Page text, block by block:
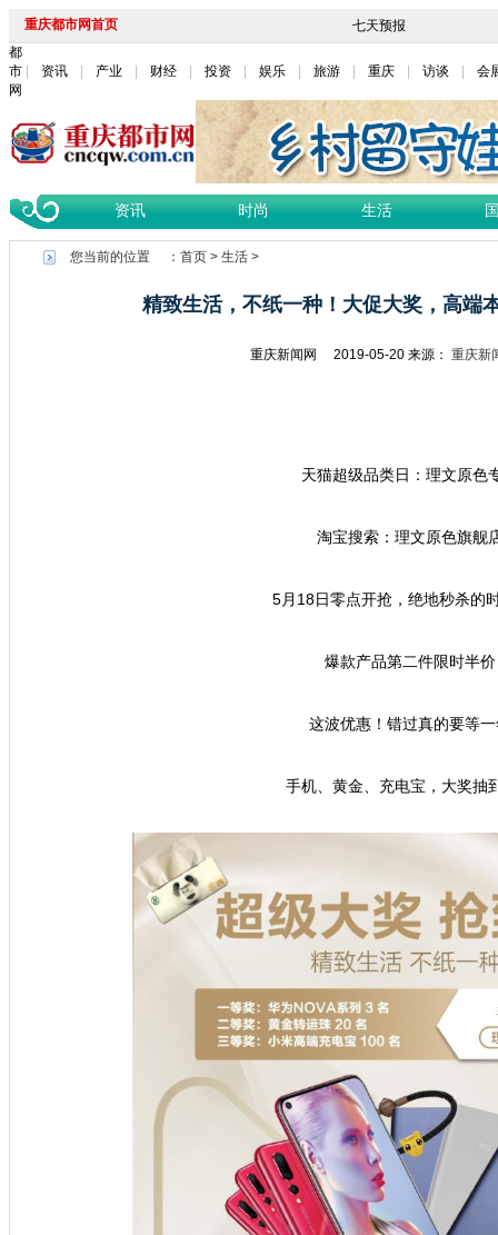
重庆都市网首页
都
市
网
资讯 产业 财经 投资 娱乐 旅游 重庆 访谈 会
资讯 时尚 生活
您当前的位置 ： 首页> 生活>
精致生活，不纸一种！大促大奖，高端
重庆新闻网 2019-05-20 来源： 重庆新
天猫超级品类日：理文原色
淘宝搜索：理文原色旗舰
5月18日零点开抢，绝地秒杀的
爆款产品第二件限时半价
这波优惠！错过真的要等
手机、黄金、充电宝，大奖抽